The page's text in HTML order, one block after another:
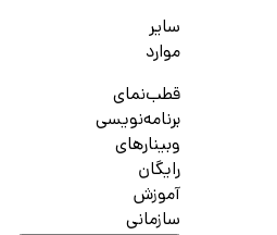
سایر
موارد
قطب‌نمای
برنامه‌نویسی
وبینارهای
رایگان
آموزش
سازمانی